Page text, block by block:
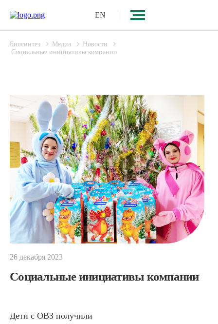
EN
Биосинтез Медиа
Новости
Социальные инициативы компании
26 декабря 2023
Социальные инициативы компании
Дети с ОВЗ получили